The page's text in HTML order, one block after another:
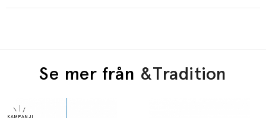
Se mer från &Tradition